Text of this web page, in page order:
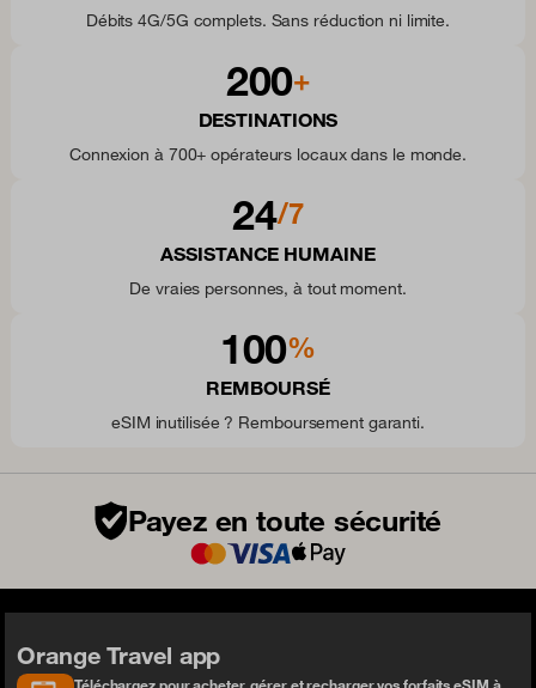
Débits 4G/5G complets. Sans réduction ni limite.
200+
DESTINATIONS
Connexion à 700+ opérateurs locaux dans le monde.
24/7
ASSISTANCE HUMAINE
De vraies personnes, à tout moment.
100%
REMBOURSÉ
eSIM inutilisée ? Remboursement garanti.
Payez en toute sécurité
Orange Travel app